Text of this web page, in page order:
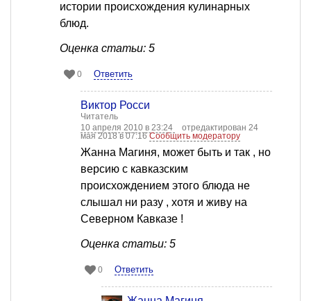
истории происхождения кулинарных
блюд.
Оценка статьи: 5
0 Ответить
Виктор Росси
Читатель
10 апреля 2010 в 23:24
отредактирован 24
мая 2018 в 07:16Сообщить модератору
Жанна Магиня, может быть и так , но
версию с кавказским
происхождением этого блюда не
слышал ни разу , хотя и живу на
Северном Кавказе !
Оценка статьи: 5
0 Ответить